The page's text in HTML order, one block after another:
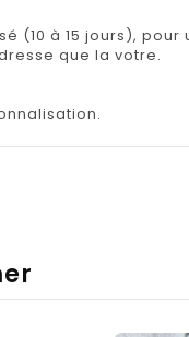
(10 à 15 jours),
que la votre.